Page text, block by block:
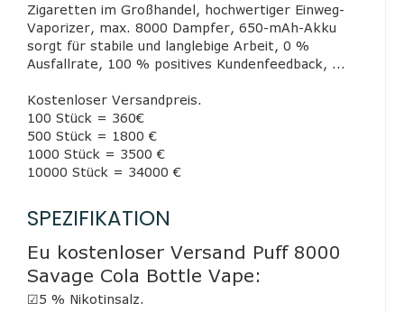
Zigaretten im Großhandel, hochwertiger Einweg-
Vaporizer, max. 8000 Dampfer, 650-mAh-Akku
sorgt für stabile und langlebige Arbeit, 0 %
Ausfallrate, 100 % positives Kundenfeedback, ...
Kostenloser Versandpreis.
100 Stück = 360€
500 Stück = 1800 €
1000 Stück = 3500 €
10000 Stück = 34000 €
SPEZIFIKATION
Eu kostenloser Versand Puff 8000
Savage Cola Bottle Vape:
☑5 % Nikotinsalz.